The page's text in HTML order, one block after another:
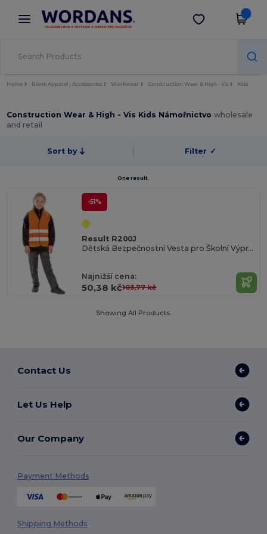
× Aplikace Wordans
Lepší ceny v aplikaci!
Stáhnout app
Home Blank Apparel | Accessories Workwear Construction Wear & High - Vis Kids
Construction Wear & High - Vis Kids Námořnictvowholesale
and retail
Sort by Filter ✓
One result.
-51%
Result R200J
Dětská Bezpečnostní Vesta pro Školní Výpravy
Najnižší cena:
50,38 kč103,77 kč
Showing All Products.
Contact Us
Let Us Help
Our Company
Payment Methods
Shipping Methods